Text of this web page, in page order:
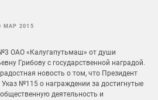
МАР 2015
ОАО «Калугапутьмаш» от души
Грибову с государственной наградой.
новость о том, что Президент
№115 о награждении за достигнутые
деятельность и